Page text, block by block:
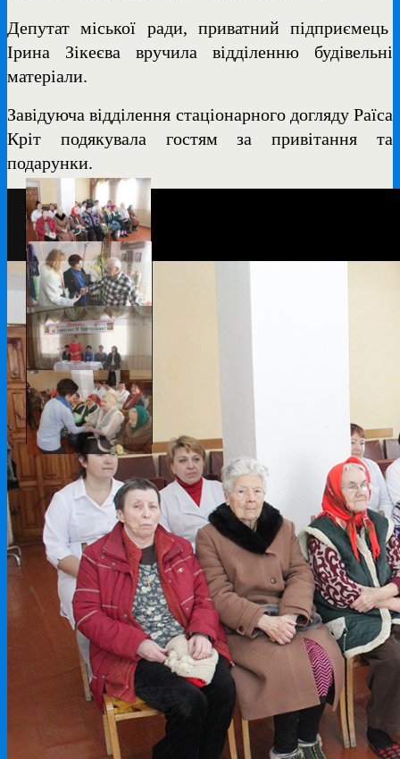
Депутат міської ради, приватний підприємець
Ірина Зікеєва вручила відділенню будівельні
матеріали.
Завідуюча відділення стаціонарного догляду Раїса
Кріт подякувала гостям за привітання та
подарунки.